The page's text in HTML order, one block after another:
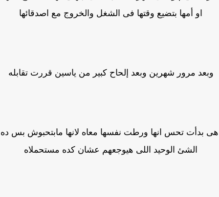
او أمها بتضيع وقتها فى الشغل والخروج مع اصدقائها
مرور شهرين وبعد إلحاح كبير من ياسين قررت تقابله
بدأت تحس انها ورطت نفسها معاه لانها مابتحبوش بس ده
الشئ الوحيد اللى هيوجعهم عشان كده مستحملاه